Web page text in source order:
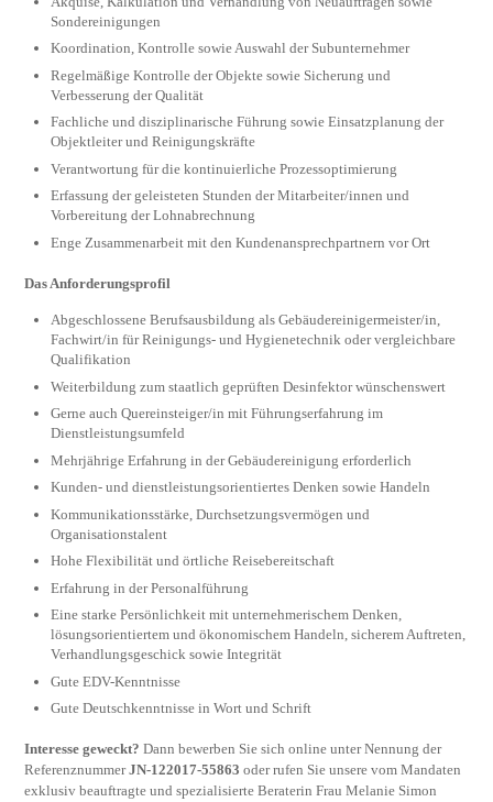
Sondereinigungen
Koordination, Kontrolle sowie Auswahl der Subunternehmer
Regelmäßige Kontrolle der Objekte sowie Sicherung und
Verbesserung der Qualität
Fachliche und disziplinarische Führung sowie Einsatzplanung der
Objektleiter und Reinigungskräfte
Verantwortung für die kontinuierliche Prozessoptimierung
Erfassung der geleisteten Stunden der Mitarbeiter/innen und
Vorbereitung der Lohnabrechnung
Enge Zusammenarbeit mit den Kundenansprechpartnern vor Ort
Das Anforderungsprofil
Abgeschlossene Berufsausbildung als Gebäudereinigermeister/in,
Fachwirt/in für Reinigungs- und Hygienetechnik oder vergleichbare
Qualifikation
Weiterbildung zum staatlich geprüften Desinfektor wünschenswert
Gerne auch Quereinsteiger/in mit Führungserfahrung im
Dienstleistungsumfeld
Mehrjährige Erfahrung in der Gebäudereinigung erforderlich
Kunden- und dienstleistungsorientiertes Denken sowie Handeln
Kommunikationsstärke, Durchsetzungsvermögen und
Organisationstalent
Hohe Flexibilität und örtliche Reisebereitschaft
Erfahrung in der Personalführung
Eine starke Persönlichkeit mit unternehmerischem Denken,
lösungsorientiertem und ökonomischem Handeln, sicherem Auftreten,
Verhandlungsgeschick sowie Integrität
Gute EDV-Kenntnisse
Gute Deutschkenntnisse in Wort und Schrift
Interesse geweckt? Dann bewerben Sie sich online unter Nennung der
ReferenznummerJN-122017-55863 oder rufen Sie unsere vom Mandaten
exklusiv beauftragte und spezialisierte Beraterin Frau Melanie Simon